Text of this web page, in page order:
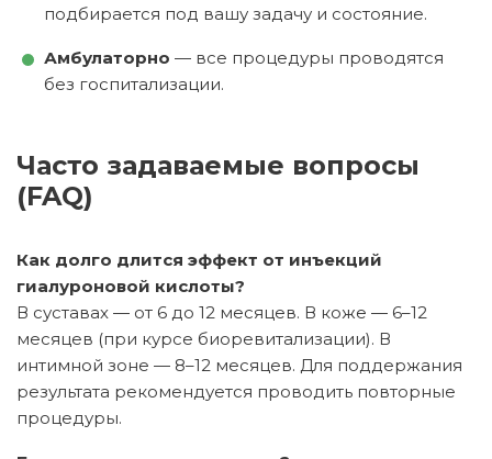
подбирается под вашу задачу и состояние.
Амбулаторно — все процедуры проводятся
без госпитализации.
Часто задаваемые вопросы
(FAQ)
Как долго длится эффект от инъекций
гиалуроновой кислоты?
В суставах — от 6 до 12 месяцев. В коже — 6–12
месяцев (при курсе биоревитализации). В
интимной зоне — 8–12 месяцев. Для поддержания
результата рекомендуется проводить повторные
процедуры.